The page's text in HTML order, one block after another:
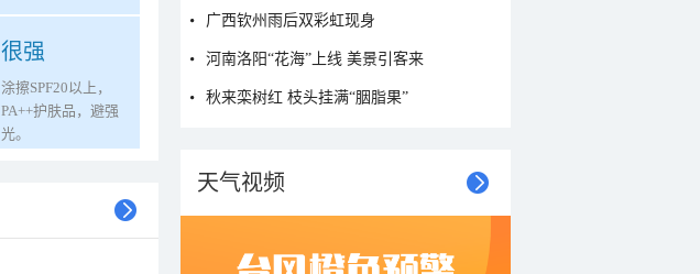
很强
涂擦SPF20以上，
PA++护肤品，避强
光。
广西钦州雨后双彩虹现身
河南洛阳“花海”上线 美景引客来
秋来栾树红 枝头挂满“胭脂果”
天气视频